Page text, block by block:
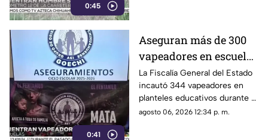
0:45
0:41
Aseguran más de 300
vapeadores en escuelas
de Chihuahua; detectan
dispositivo wax
La Fiscalía General del Estado
incautó 344 vapeadores en
planteles educativos durante el
ciclo escolar 2025-2026; 36
agosto 06, 2026 12:34 p. m.